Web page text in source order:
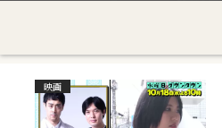
映画